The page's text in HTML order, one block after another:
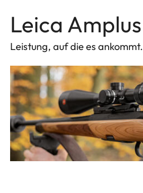
Leica Amplus
Leistung, auf die es ankommt.